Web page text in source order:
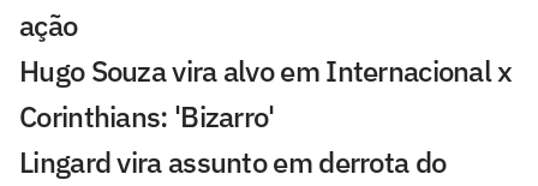
ação
Hugo Souza vira alvo em Internacional x
Corinthians: 'Bizarro'
Lingard vira assunto em derrota do